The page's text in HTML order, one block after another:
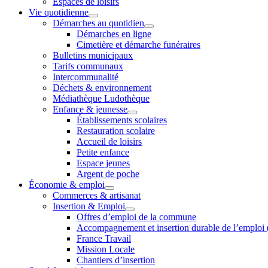
Vie quotidienne
Démarches au quotidien
Démarches en ligne
Cimetière et démarche funéraires
Bulletins municipaux
Tarifs communaux
Intercommunalité
Déchets & environnement
Médiathèque Ludothèque
Enfance & jeunesse
Établissements scolaires
Restauration scolaire
Accueil de loisirs
Petite enfance
Espace jeunes
Argent de poche
Économie & emploi
Commerces & artisanat
Insertion & Emploi
Offres d’emploi de la commune
Accompagnement et insertion durable de
France Travail
Mission Locale
Chantiers d’insertion